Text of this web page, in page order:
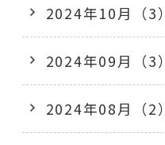
2024年10月（3）
2024年09月（3）
2024年08月（2）